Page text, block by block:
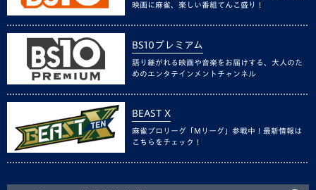
映画に麻雀、楽しい番組てんこ盛り！
BS10プレミアム
語り継がれる映画や音楽をお届けする、大人のた
めのエンタテインメントチャンネル
BEAST X
麻雀プロリーグ「Mリーグ」参戦中！最新情報は
こちらをチェック！